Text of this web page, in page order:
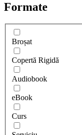
Formate
Broșat
Copertă Rigidă
Audiobook
eBook
Curs